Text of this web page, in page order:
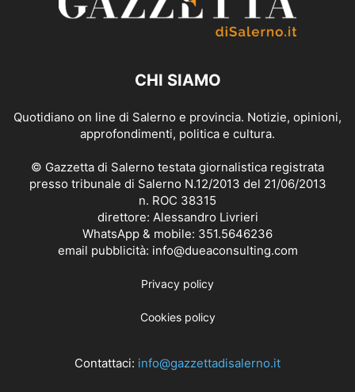
CHI SIAMO
Quotidiano on line di Salerno e provincia. Notizie, opinioni,
approfondimenti, politica e cultura.
© Gazzetta di Salerno testata giornalistica registrata
presso tribunale di Salerno N.12/2013 del 21/06/2013
n. ROC 38315
direttore: Alessandro Livrieri
WhatsApp & mobile: 351.5646236
email pubblicità: info@dueaconsulting.com
Privacy policy
Cookies policy
Contattaci: info@gazzettadisalerno.it